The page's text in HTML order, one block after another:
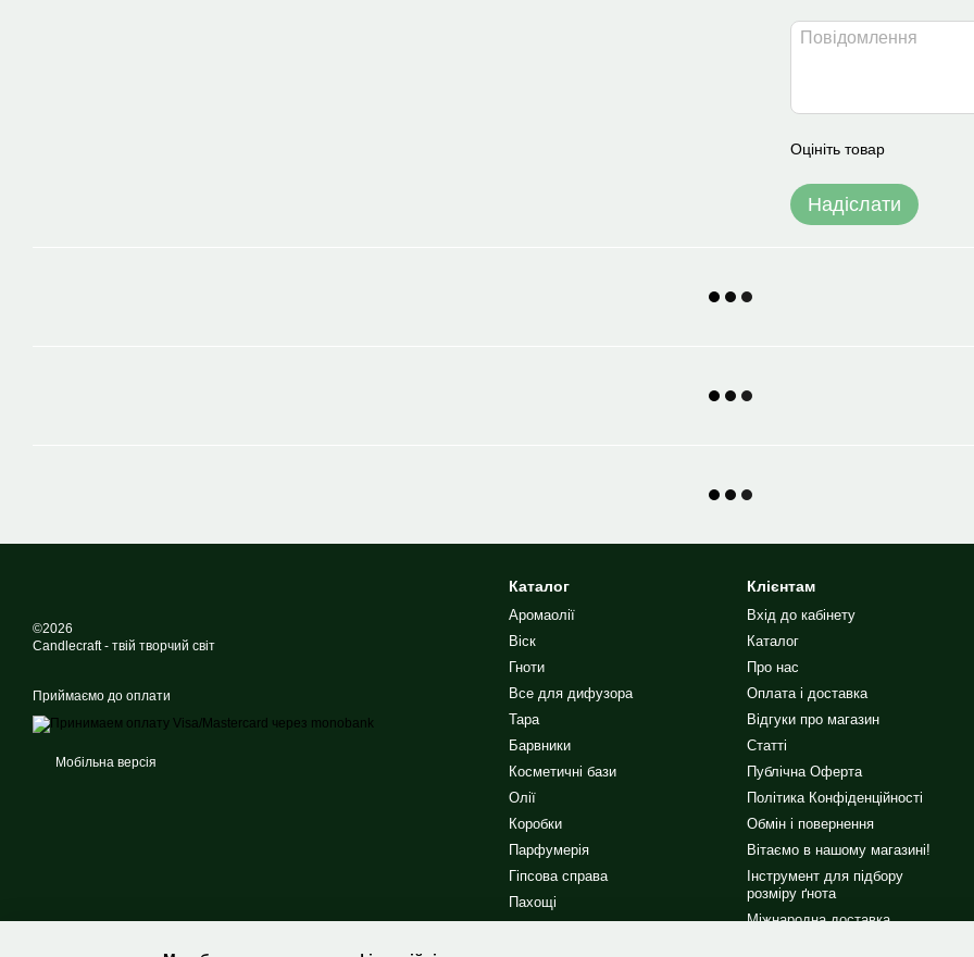
Оцініть товар
Надіслати
©2026
Candlecraft - твій творчий світ
Приймаємо до оплати
Мобільна версія
Каталог
Аромаолії
Віск
Гноти
Все для дифузора
Тара
Барвники
Косметичні бази
Олії
Коробки
Парфумерія
Гіпсова справа
Пахощі
Клієнтам
Вхід до кабінету
Каталог
Про нас
Оплата і доставка
Відгуки про магазин
Статті
Публічна Оферта
Політика Конфіденційності
Обмін і повернення
Вітаємо в нашому магазині!
Інструмент для підбору
розміру ґнота
Міжнародна доставка